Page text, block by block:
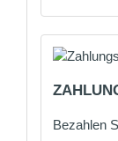
Bezahlen